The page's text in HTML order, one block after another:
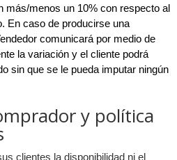
más/menos un 10% con respecto al
En caso de producirse una
comunicará por medio de
la variación y el cliente podrá
sin que se le pueda imputar ningún
y política
clientes la disponibilidad ni el